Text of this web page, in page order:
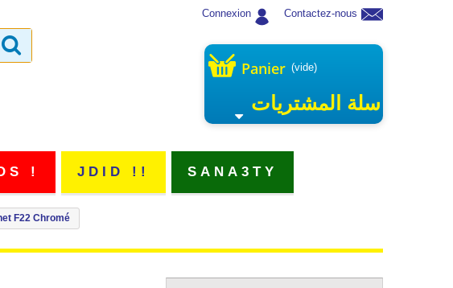
Contactez-nous
Connexion
Panier (vide)
سلة المشتريات
! JDID !! SANA3TY
F22 Chromé